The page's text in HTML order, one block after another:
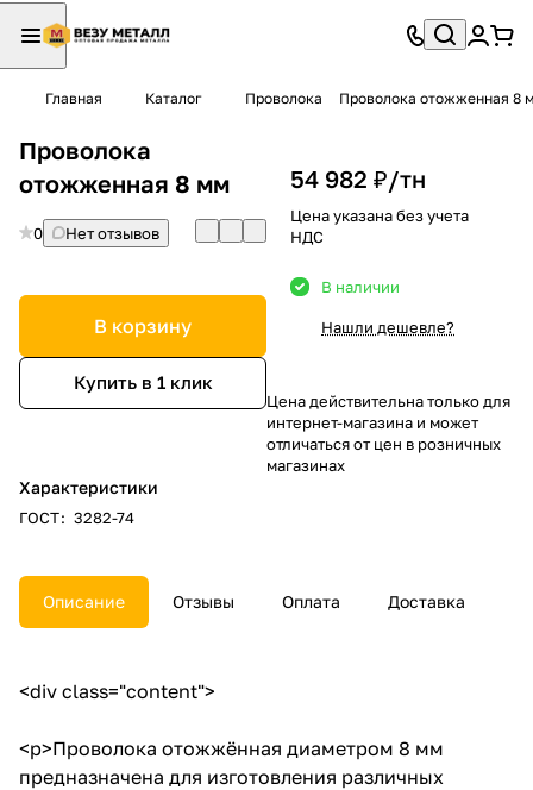
Главная Каталог Проволока Проволока отожженная 8
Проволока
отожженная 8 мм
0 Нет отзывов
В корзину
Купить в 1 клик
Характеристики
ГОСТ: 3282-74
54 982 ₽/тн
Цена указана без учета
НДС
В наличии
Нашли дешевле?
Цена действительна только для
интернет-магазина и может
отличаться от цен в розничных
магазинах
Описание Отзывы Оплата Доставка
<div class="content">
<p>Проволока отожжённая диаметром 8 мм
предназначена для изготовления различных